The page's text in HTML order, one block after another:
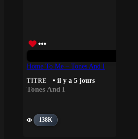
Home To Me – Tones And I
TITRE • il y a 5 jours
Tones And I
138K